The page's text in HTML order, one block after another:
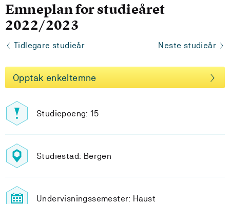
Emneplan for studieåret
2022/2023
Tidlegare studieår Neste studieår
Opptak enkeltemne
Studiepoeng: 15
Studiestad: Bergen
Undervisningssemester: Haust